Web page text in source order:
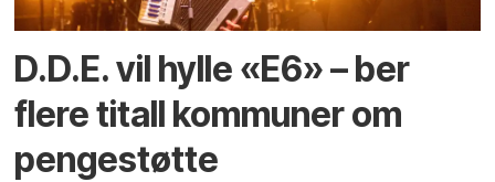
D.D.E. vil hylle «E6» – ber
flere titall kommuner om
pengestøtte